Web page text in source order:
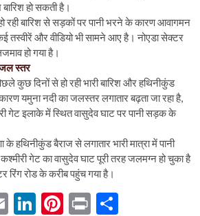
हो सकती है।
रही बारिश से सड़कों पर पानी भरने के कारण आवागमन
तस्वीरें और वीडियो भी सामने आए है। नोएडा सेक्टर
हो गया है।
जल स्तर
कुछ दिनों से हो रही भारी बारिश और हथिनीकुंड
यमुना नदी का जलस्तर लगातार बढ़ता जा रहा है,
गेट इलाके में स्थित वासुदेव घाट पर पानी सड़क के
के हथिनीकुंड बैराज से लगातार भारी मात्रा में पानी
गेट का वासुदेव घाट पूरी तरह जलमग्न हो चुका है
रिंग रोड के करीब पहुंच गया है।
E
Li Pi Pr